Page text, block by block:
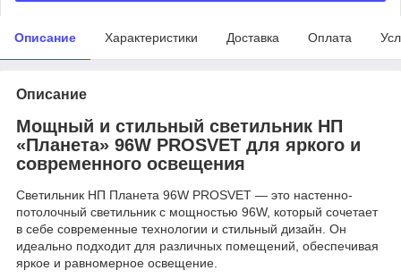
Описание Характеристики Доставка Оплата
Описание
Мощный и стильный светильник НП
«Планета» 96W PROSVET для яркого и
современного освещения
Светильник НП Планета 96W PROSVET — это настенно-
потолочный светильник с мощностью 96W, который сочетает
в себе современные технологии и стильный дизайн. Он
идеально подходит для различных помещений, обеспечивая
яркое и равномерное освещение.